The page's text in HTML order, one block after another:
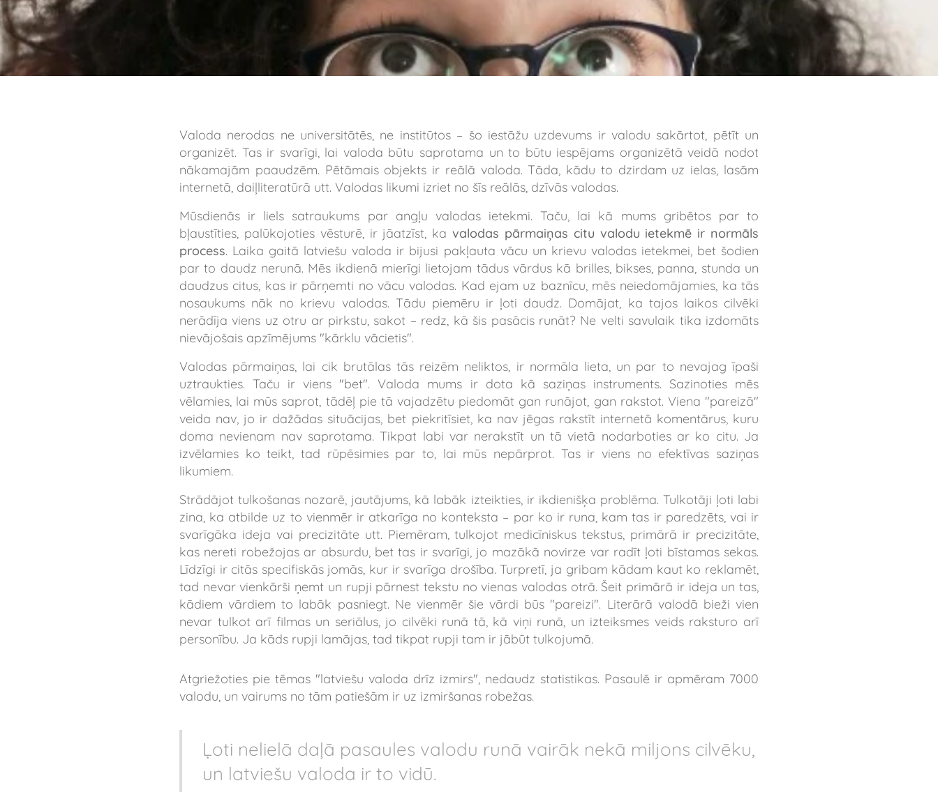
Valoda nerodas ne universitātēs, ne institūtos – šo iestāžu uzdevums ir valodu sakārtot, pētīt un
organizēt. Tas ir svarīgi, lai valoda būtu saprotama un to būtu iespējams organizētā veidā nodot
nākamajām paaudzēm. Pētāmais objekts ir reālā valoda. Tāda, kādu to dzirdam uz ielas, lasām
internetā, daiļliteratūrā utt. Valodas likumi izriet no šīs reālās, dzīvās valodas.
Mūsdienās ir liels satraukums par angļu valodas ietekmi. Taču, lai kā mums gribētos par to
bļaustīties, palūkojoties vēsturē, ir jāatzīst, ka valodas pārmaiņas citu valodu ietekmē ir normāls
process. Laika gaitā latviešu valoda ir bijusi pakļauta vācu un krievu valodas ietekmei, bet šodien
par to daudz nerunā. Mēs ikdienā mierīgi lietojam tādus vārdus kā brilles, bikses, panna, stunda un
daudzus citus, kas ir pārņemti no vācu valodas. Kad ejam uz baznīcu, mēs neiedomājamies, ka tās
nosaukums nāk no krievu valodas. Tādu piemēru ir ļoti daudz. Domājat, ka tajos laikos cilvēki
nerādīja viens uz otru ar pirkstu, sakot – redz, kā šis pasācis runāt? Ne velti savulaik tika izdomāts
nievājošais apzīmējums "kārklu vācietis".
Valodas pārmaiņas, lai cik brutālas tās reizēm neliktos, ir normāla lieta, un par to nevajag īpaši
uztraukties. Taču ir viens "bet". Valoda mums ir dota kā saziņas instruments. Sazinoties mēs
vēlamies, lai mūs saprot, tādēļ pie tā vajadzētu piedomāt gan runājot, gan rakstot. Viena "pareizā"
veida nav, jo ir dažādas situācijas, bet piekritīsiet, ka nav jēgas rakstīt internetā komentārus, kuru
doma nevienam nav saprotama. Tikpat labi var nerakstīt un tā vietā nodarboties ar ko citu. Ja
izvēlamies ko teikt, tad rūpēsimies par to, lai mūs nepārprot. Tas ir viens no efektīvas saziņas
likumiem.
Strādājot tulkošanas nozarē, jautājums, kā labāk izteikties, ir ikdienišķa problēma. Tulkotāji ļoti labi
zina, ka atbilde uz to vienmēr ir atkarīga no konteksta – par ko ir runa, kam tas ir paredzēts, vai ir
svarīgāka ideja vai precizitāte utt. Piemēram, tulkojot medicīniskus tekstus, primārā ir precizitāte,
kas nereti robežojas ar absurdu, bet tas ir svarīgi, jo mazākā novirze var radīt ļoti bīstamas sekas.
Līdzīgi ir citās specifiskās jomās, kur ir svarīga drošība. Turpretī, ja gribam kādam kaut ko reklamēt,
tad nevar vienkārši ņemt un rupji pārnest tekstu no vienas valodas otrā. Šeit primārā ir ideja un tas,
kādiem vārdiem to labāk pasniegt. Ne vienmēr šie vārdi būs "pareizi". Literārā valodā bieži vien
nevar tulkot arī filmas un seriālus, jo cilvēki runā tā, kā viņi runā, un izteiksmes veids raksturo arī
personību. Ja kāds rupji lamājas, tad tikpat rupji tam ir jābūt tulkojumā.
Atgriežoties pie tēmas "latviešu valoda drīz izmirs", nedaudz statistikas. Pasaulē ir apmēram 7000
valodu, un vairums no tām patiešām ir uz izmiršanas robežas.
Ļoti nelielā daļā pasaules valodu runā vairāk nekā miljons cilvēku,
un latviešu valoda ir to vidū.